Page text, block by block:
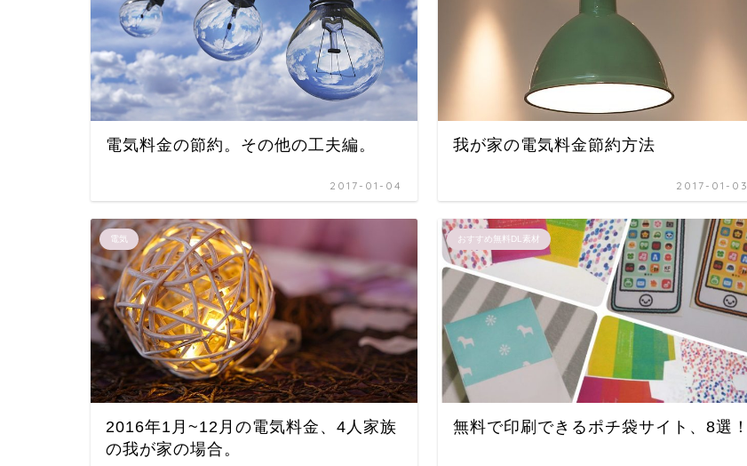
電気料金の節約。その他の工夫編。
2017-01-04
我が家の電気料金節約方法
2017-01-03
電気
2016年1月~12月の電気料金、4人家族
の我が家の場合。
おすすめ無料DL素材
無料で印刷できるポチ袋サイト、8選！